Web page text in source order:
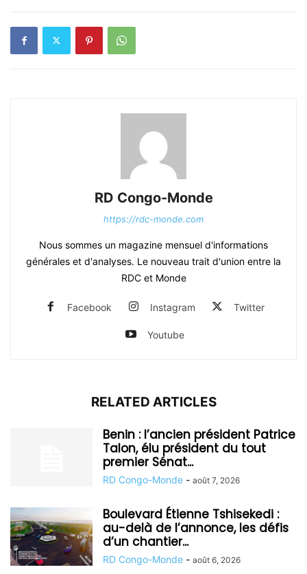
RD Congo-Monde
https://rdc-monde.com
Nous sommes un magazine mensuel d'informations
générales et d'analyses. Le nouveau trait d'union entre la
RDC et Monde
Facebook Instagram Twitter
Youtube
RELATED ARTICLES
Benin : l’ancien président Patrice
Talon, élu président du tout
premier Sénat...
RD Congo-Monde - août 7, 2026
Boulevard Étienne Tshisekedi :
au-delà de l’annonce, les défis
d’un chantier...
RD Congo-Monde - août 6, 2026